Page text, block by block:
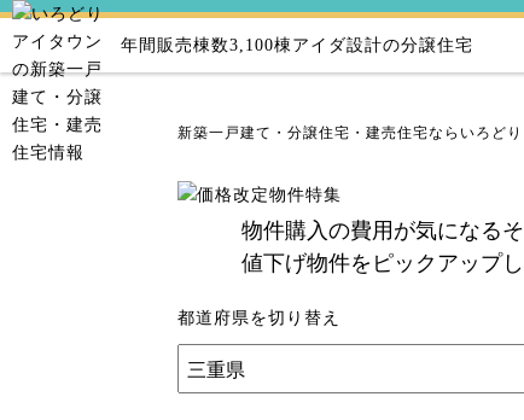
年間販売棟数3,100棟アイダ設計の分譲住宅
新築一戸建て・分譲住宅・建売住宅ならいろど
物件購入の費用が気になる
値下げ物件をピックアップ
都道府県を切り替え